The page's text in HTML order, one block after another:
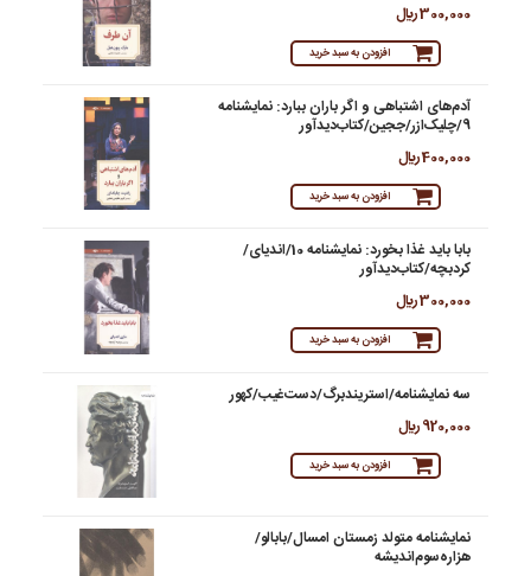
300,000 ريال
افزودن به سبد خرید
آدم‌های اشتباهی و اگر باران ببارد: نمایشنامه
9/چلیک‌ازر/ججین/کتاب‌دیدآور
400,000 ريال
افزودن به سبد خرید
بابا باید غذا بخورد: نمایشنامه 10/اندیای/
کردبچه/کتاب‌دیدآور
300,000 ريال
افزودن به سبد خرید
سه نمایشنامه/استریندبرگ/دست‌غیب/کهور
920,000 ريال
افزودن به سبد خرید
نمایشنامه متولد زمستان امسال/بابالو/
هزاره‌‌سوم‌‌اندیشه